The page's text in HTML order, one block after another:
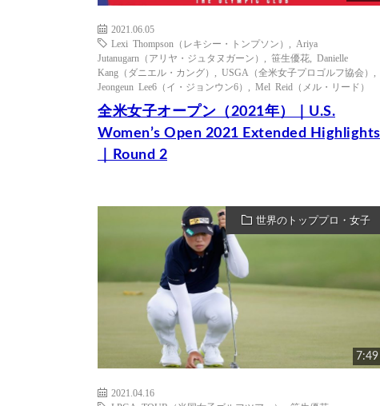
2021.06.05
Lexi Thompson（レキシー・トンプソン）
Ariya
Jutanugarn（アリヤ・ジュタヌガーン）
笹生優花
Danielle
Kang（ダニエル・カング）
USGA（全米女子プロゴルフ協会）
Jeongeun Lee6（イ・ジョンウン6）
Mel Reid（メル・リード）
全米女子オープン（2021年）｜U.S.
Women’s Open 2021 Extended Highlights
｜Round 2
世界のトッププロ・女子
7:49
2021.04.16